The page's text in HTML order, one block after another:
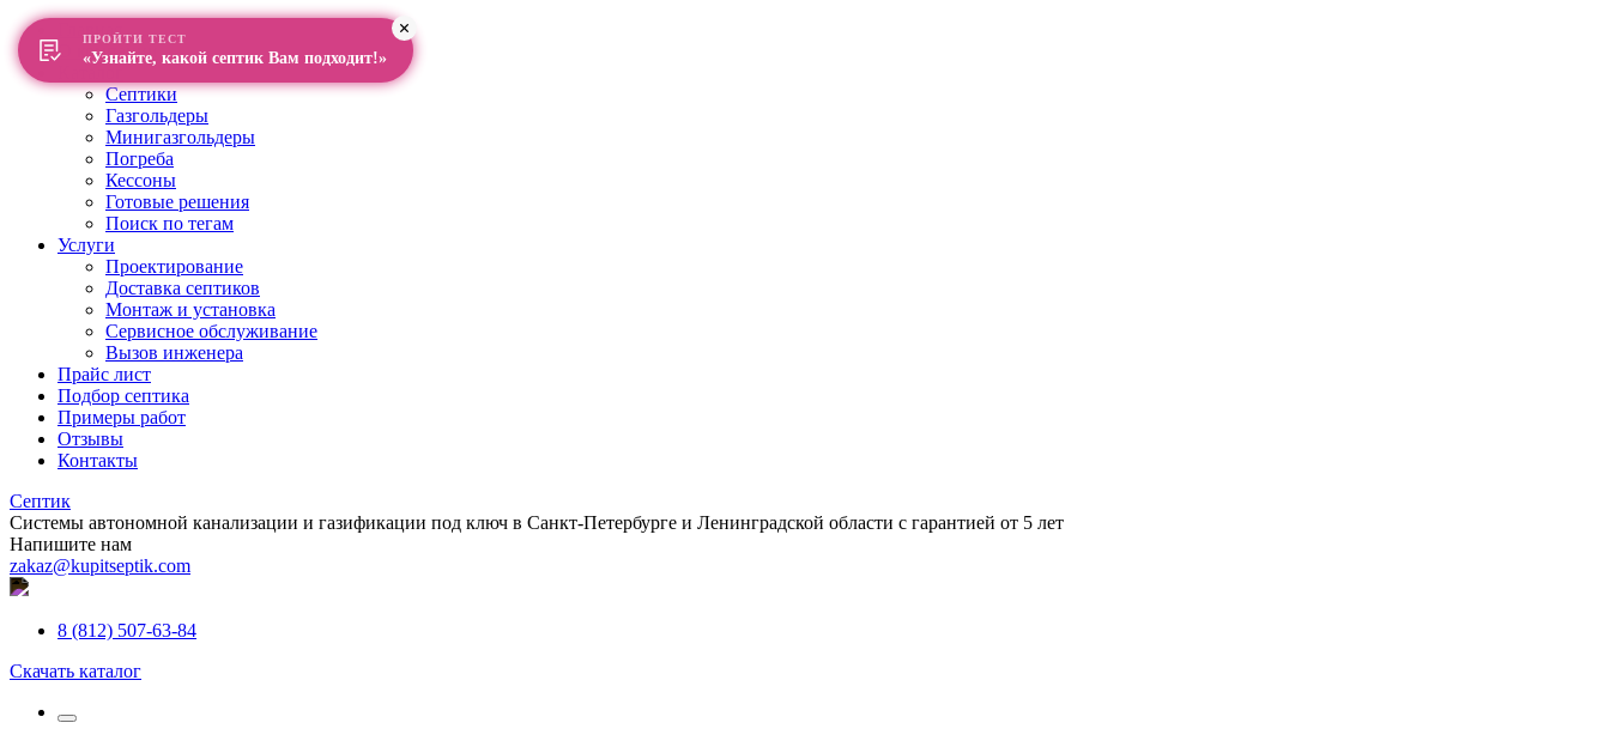
Главная
О компании
Септики
Газгольдеры
Минигазгольдеры
Погреба
Кессоны
Готовые решения
Поиск по тегам
Услуги
Проектирование
Доставка септиков
Монтаж и установка
Сервисное обслуживание
Вызов инженера
Прайс лист
Подбор септика
Примеры работ
Отзывы
Контакты
Септик
Системы автономной канализации и газификации под ключ в Санкт-Петербурге и Ленинградской области с гарантией от 5 лет
Напишите нам
zakaz@kupitseptik.com
8 (812) 507-63-84
Скачать каталог
ПРОЙТИ ТЕСТ
«Узнайте, какой септик Вам подходит!»